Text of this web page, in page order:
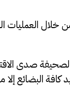
خلال العمليات
لصحيفة صدى
البضائع